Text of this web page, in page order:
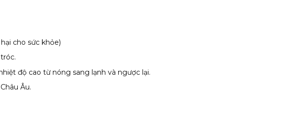
cho sức khỏe)
độ cao từ nóng sang lạnh và ngược lại.
Âu.